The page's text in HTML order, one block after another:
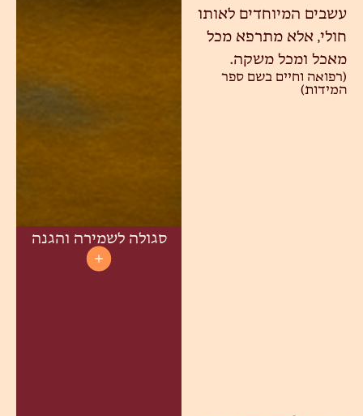
עשבים המיוחדים לאותו
חולי, אלא מתרפא מכל
מאכל ומכל משקה.
(רפואה וחיים בשם ספר
המידות)
סגולה לשמירה והגנה